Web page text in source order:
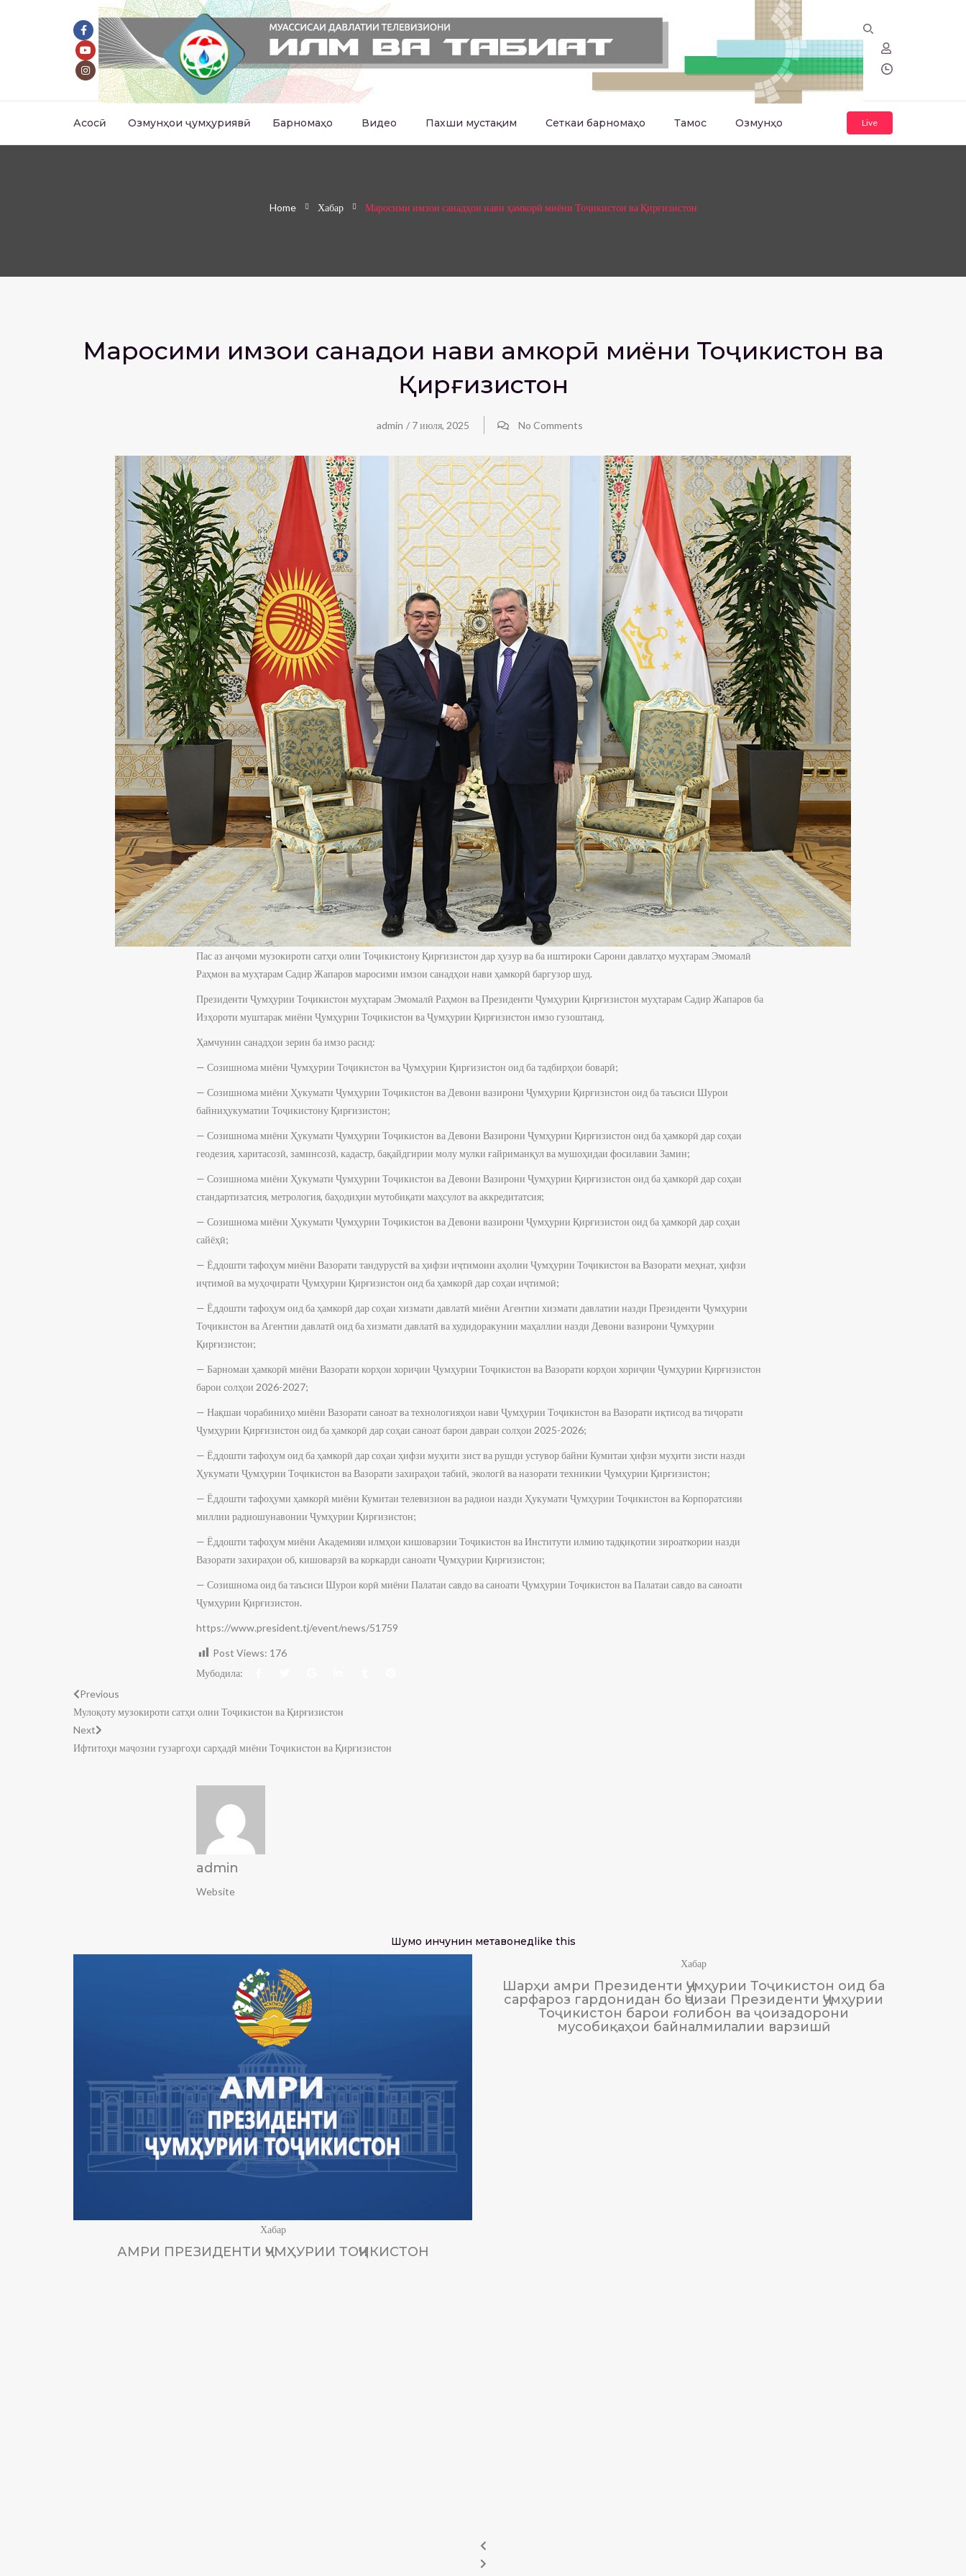
Асосӣ Озмунҳои ҷумҳуриявӣ Барномаҳо Видео Пахши мустақим Сеткаи барномаҳо Тамос Озмунҳо Live
Home Хабар Маросими имзои санадҳои нави ҳамкорӣ миёни Тоҷикистон ва Қирғизистон
Маросими имзои санадҳои нави ҳамкорӣ миёни Тоҷикистон ва
Қирғизистон
admin / 7 июля, 2025 No Comments
Пас аз анҷоми музокироти сатҳи олии Тоҷикистону Қирғизистон дар ҳузур ва ба иштироки Сарони давлатҳо муҳтарам Эмомалӣ
Раҳмон ва муҳтарам Садир Жапаров маросими имзои санадҳои нави ҳамкорӣ баргузор шуд.
Президенти Ҷумҳурии Тоҷикистон муҳтарам Эмомалӣ Раҳмон ва Президенти Ҷумҳурии Қирғизистон муҳтарам Садир Жапаров ба
Изҳороти муштарак миёни Ҷумҳурии Тоҷикистон ва Ҷумҳурии Қирғизистон имзо гузоштанд.
Ҳамчунин санадҳои зерин ба имзо расид:
— Созишнома миёни Ҷумҳурии Тоҷикистон ва Ҷумҳурии Қирғизистон оид ба тадбирҳои боварӣ;
— Созишнома миёни Ҳукумати Ҷумҳурии Тоҷикистон ва Девони вазирони Ҷумҳурии Қирғизистон оид ба таъсиси Шурои
байниҳукуматии Тоҷикистону Қирғизистон;
— Созишнома миёни Ҳукумати Ҷумҳурии Тоҷикистон ва Девони Вазирони Ҷумҳурии Қирғизистон оид ба ҳамкорӣ дар соҳаи
геодезия, харитасозӣ, заминсозӣ, кадастр, бақайдгирии молу мулки ғайриманқул ва мушоҳидаи фосилавии Замин;
— Созишнома миёни Ҳукумати Ҷумҳурии Тоҷикистон ва Девони Вазирони Ҷумҳурии Қирғизистон оид ба ҳамкорӣ дар соҳаи
стандартизатсия, метрология, баҳодиҳии мутобиқати маҳсулот ва аккредитатсия;
— Созишнома миёни Ҳукумати Ҷумҳурии Тоҷикистон ва Девони вазирони Ҷумҳурии Қирғизистон оид ба ҳамкорӣ дар соҳаи
сайёҳӣ;
— Ёддошти тафоҳум миёни Вазорати тандурустӣ ва ҳифзи иҷтимоии аҳолии Ҷумҳурии Тоҷикистон ва Вазорати меҳнат, ҳифзи
иҷтимоӣ ва муҳоҷирати Ҷумҳурии Қирғизистон оид ба ҳамкорӣ дар соҳаи иҷтимоӣ;
— Ёддошти тафоҳум оид ба ҳамкорӣ дар соҳаи хизмати давлатӣ миёни Агентии хизмати давлатии назди Президенти Ҷумҳурии
Тоҷикистон ва Агентии давлатӣ оид ба хизмати давлатӣ ва худидоракунии маҳаллии назди Девони вазирони Ҷумҳурии
Қирғизистон;
— Барномаи ҳамкорӣ миёни Вазорати корҳои хориҷии Ҷумҳурии Тоҷикистон ва Вазорати корҳои хориҷии Ҷумҳурии Қирғизистон
барои солҳои 2026-2027;
— Нақшаи чорабиниҳо миёни Вазорати саноат ва технологияҳои нави Ҷумҳурии Тоҷикистон ва Вазорати иқтисод ва тиҷорати
Ҷумҳурии Қирғизистон оид ба ҳамкорӣ дар соҳаи саноат барои давраи солҳои 2025-2026;
— Ёддошти тафоҳум оид ба ҳамкорӣ дар соҳаи ҳифзи муҳити зист ва рушди устувор байни Кумитаи ҳифзи муҳити зисти назди
Ҳукумати Ҷумҳурии Тоҷикистон ва Вазорати захираҳои табиӣ, экологӣ ва назорати техникии Ҷумҳурии Қирғизистон;
— Ёддошти тафоҳуми ҳамкорӣ миёни Кумитаи телевизион ва радиои назди Ҳукумати Ҷумҳурии Тоҷикистон ва Корпоратсияи
миллии радиошунавонии Ҷумҳурии Қирғизистон;
— Ёддошти тафоҳум миёни Академияи илмҳои кишоварзии Тоҷикистон ва Институти илмию тадқиқотии зироаткории назди
Вазорати захираҳои об, кишоварзӣ ва коркарди саноати Ҷумҳурии Қирғизистон;
— Созишнома оид ба таъсиси Шурои корӣ миёни Палатаи савдо ва саноати Ҷумҳурии Тоҷикистон ва Палатаи савдо ва саноати
Ҷумҳурии Қирғизистон.
https://www.president.tj/event/news/51759
Post Views: 176
Мубодила:
Previous
Мулоқоту музокироти сатҳи олии Тоҷикистон ва Қирғизистон
Next
Ифтитоҳи маҷозии гузаргоҳи сарҳадӣ миёни Тоҷикистон ва Қирғизистон
admin
Website
Шумо инчунин метавонедlike this
Хабар
АМРИ ПРЕЗИДЕНТИ ҶУМҲУРИИ ТОҶИКИСТОН
Хабар
Шарҳи амри Президенти Ҷумҳурии Тоҷикистон оид ба
сарфароз гардонидан бо Ҷоизаи Президенти Ҷумҳурии
Тоҷикистон барои ғолибон ва ҷоизадорони
мусобиқаҳои байналмилалии варзишӣ